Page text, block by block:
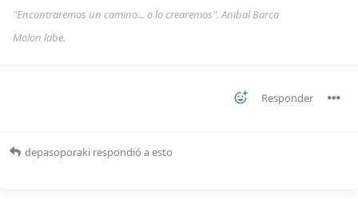
"Encontraremos un camino... o lo crearemos". Anibal Barca
Molon labe.
Responder
depasoporaki respondió a esto